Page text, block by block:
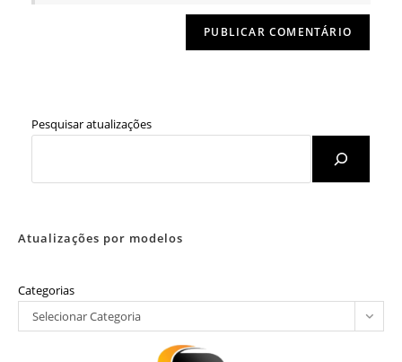
Pesquisar atualizações
Atualizações por modelos
Categorias
Selecionar Categoria